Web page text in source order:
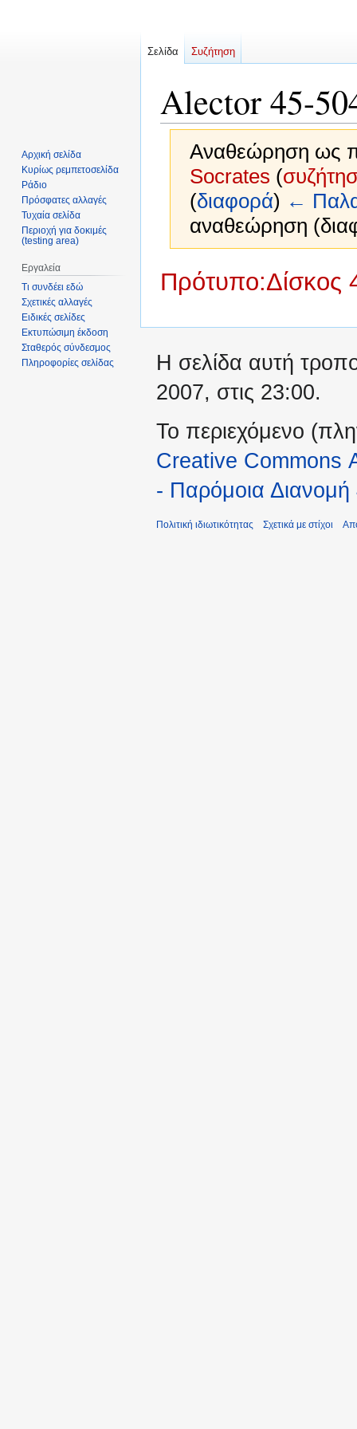
Alector 45-
Αναθεώρηση ως
Socrates (
(διαφορά) ←
αναθεώρηση
Μετάβαση
στην
Πήδηση
στην
Πρότυπο:Δίσκος
Σελίδα Συζήτηση
Αρχική σελίδα
Κυρίως ρεμπετοσελίδα
Ράδιο
Πρόσφατες αλλαγές
Τυχαία σελίδα
Περιοχή για δοκιμές
(testing area)
Εργαλεία
Τι συνδέει εδώ
Σχετικές αλλαγές
Ειδικές σελίδες
Εκτυπώσιμη έκδοση
Σταθερός σύνδεσμος
Πληροφορίες σελίδας
Η σελίδα αυτή
2007, στις 23:00.
Το περιεχόμενο
Creative Commons
- Παρόμοια Διανομή
Πολιτική ιδιωτικότητας Σχετικά με στίχοι